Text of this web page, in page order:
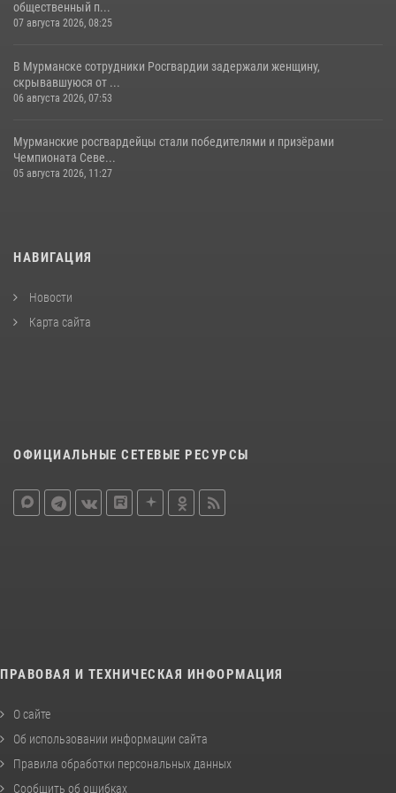
общественный п...
07 августа 2026, 08:25
В Мурманске сотрудники Росгвардии задержали женщину,
скрывавшуюся от ...
06 августа 2026, 07:53
Мурманские росгвардейцы стали победителями и призёрами
Чемпионата Севе...
05 августа 2026, 11:27
НАВИГАЦИЯ
Новости
Карта сайта
ОФИЦИАЛЬНЫЕ СЕТЕВЫЕ РЕСУРСЫ
ПРАВОВАЯ И ТЕХНИЧЕСКАЯ ИНФОРМАЦИЯ
О сайте
Об использовании информации сайта
Правила обработки персональных данных
Сообщить об ошибках